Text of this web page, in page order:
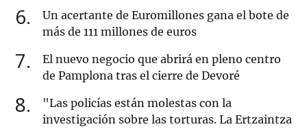
6
Un acertante de Euromillones gana el bote de
más de 111 millones de euros
7
El nuevo negocio que abrirá en pleno centro
de Pamplona tras el cierre de Devoré
8
"Las policías están molestas con la
investigación sobre las torturas. La Ertzaintza